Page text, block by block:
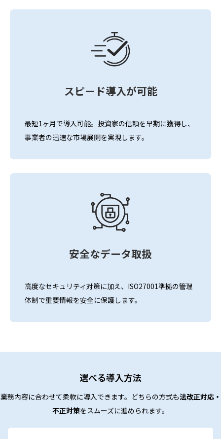
スピード導入が可能
最短1ヶ月で導入可能。投資家の信頼を早期に獲得し、
事業者の迅速な市場展開を実現します。
安全なデータ取扱
高度なセキュリティ対策に加え、ISO27001準拠の管理
体制で重要情報を安全に保護します。
選べる導入方法
業務内容に合わせて柔軟に導入できます。どちらの方式も法改正対応・
不正対策をスムーズに進められます。